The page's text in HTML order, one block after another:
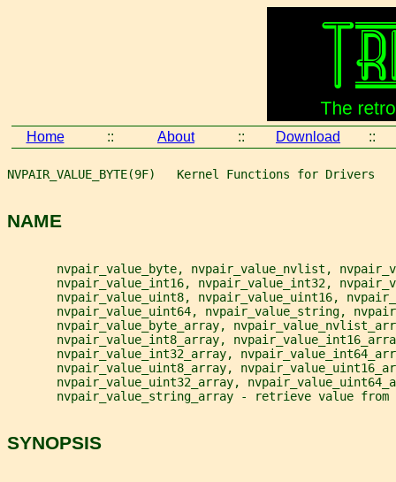
Home :: About :: Download ::
NVPAIR_VALUE_BYTE(9F)   Kernel Functions for Drivers
NAME
nvpair_value_byte, nvpair_value_nvlist,
nvpair_value_int16, nvpair_value_int32,
nvpair_value_uint8, nvpair_value_uint16,
nvpair_value_uint64, nvpair_value_string,
nvpair_value_byte_array,
nvpair_value_int8_array,
nvpair_value_int32_array,
nvpair_value_uint8_array,
nvpair_value_uint32_array,
nvpair_value_string_array - retrieve value from
SYNOPSIS